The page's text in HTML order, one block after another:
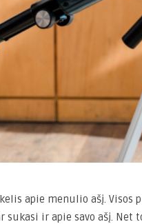
apie menulio ašį. Visos
sukasi ir apie savo ašį. Net